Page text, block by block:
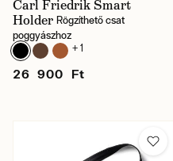
Carl Friedrik Smart
Holder Rögzíthető csat
poggyászhoz
+ 1
26 900 Ft